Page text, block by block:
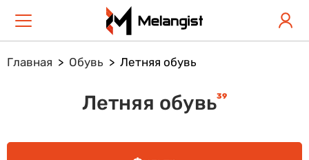
Главная Обувь Летняя обувь
Летняя обувь39